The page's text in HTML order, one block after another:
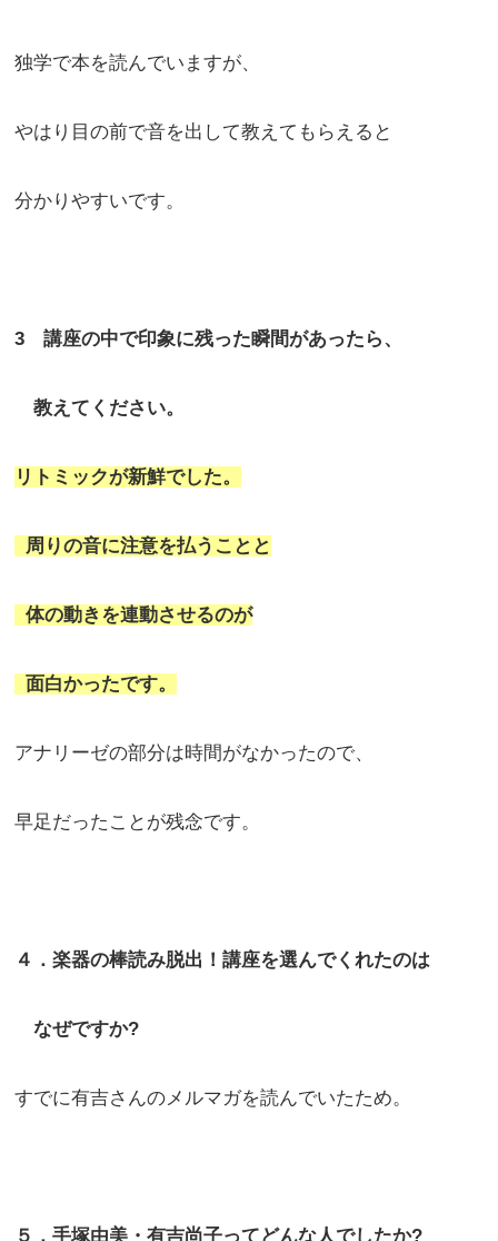
独学で本を読んでいますが、
やはり目の前で音を出して教えてもらえると
分かりやすいです。
3 講座の中で印象に残った瞬間があったら、
教えてください。
リトミックが新鮮でした。
周りの音に注意を払うことと
体の動きを連動させるのが
面白かったです。
アナリーゼの部分は時間がなかったので、
早足だったことが残念です。
４．楽器の棒読み脱出！講座を選んでくれたのは
なぜですか?
すでに有吉さんのメルマガを読んでいたため。
５．手塚由美・有吉尚子ってどんな人でしたか?